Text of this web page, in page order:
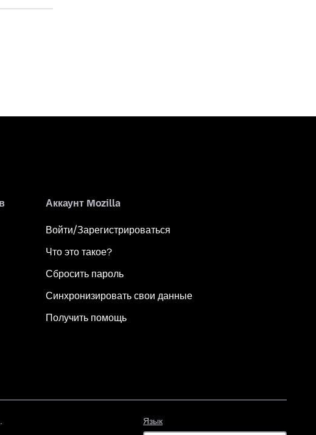
Аккаунт Mozilla
Войти/Зарегистрироваться
Что это такое?
Сбросить пароль
Синхронизировать свои данные
Получить помощь
Язык
.